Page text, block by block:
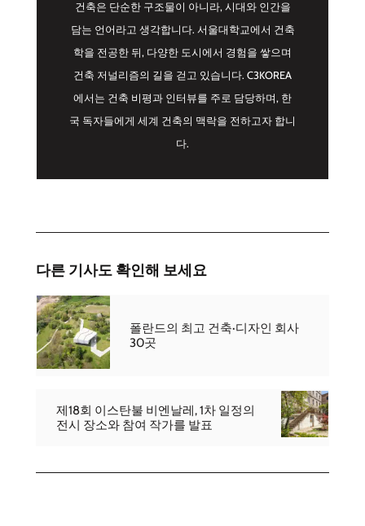
건축은 단순한 구조물이 아니라, 시대와 인간을
담는 언어라고 생각합니다. 서울대학교에서 건축
학을 전공한 뒤, 다양한 도시에서 경험을 쌓으며
건축 저널리즘의 길을 걷고 있습니다. C3KOREA
에서는 건축 비평과 인터뷰를 주로 담당하며, 한
국 독자들에게 세계 건축의 맥락을 전하고자 합니
다.
다른 기사도 확인해 보세요
폴란드의 최고 건축·디자인 회사
30곳
제18회 이스탄불 비엔날레, 1차 일정의
전시 장소와 참여 작가를 발표